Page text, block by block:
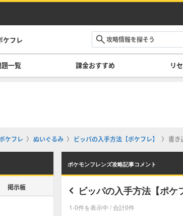
ケフレ
題一覧 課金おすすめ リ
ケフレ ぬいぐるみ ビッパの入手方法【ポケフレ】 書き
ポケモンフレンズ攻略記事コメント
ビッパの入手方法【ポケ
1-0件を表示中 / 合計0件
掲示板